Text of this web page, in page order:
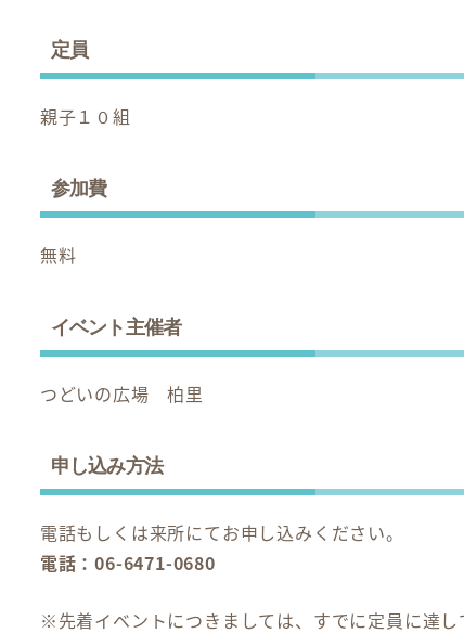
定員
親子１０組
参加費
無料
イベント主催者
つどいの広場 柏里
申し込み方法
電話もしくは来所にてお申し込みください。
電話：06-6471-0680
※先着イベントにつきましては、すでに定員に達し